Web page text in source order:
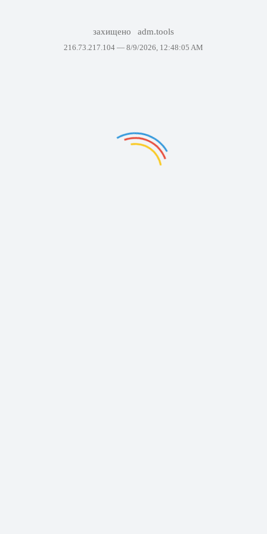
захищено adm.tools
216.73.217.104 — 8/9/2026, 12:48:05 AM